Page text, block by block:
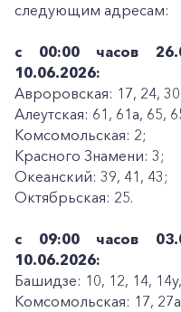
следующим адресам:
с 00:00 часов
10.06.2026:
Авроровская: 17, 24,
Алеутская: 61, 61а, 65,
Комсомольская: 2;
Красного Знамени: 3;
Океанский: 39, 41, 43;
Октябрьская: 25.
с 09:00 часов
10.06.2026:
Башидзе: 10, 12, 14,
Комсомольская: 17,